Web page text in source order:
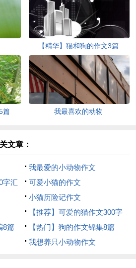
【精华】猫和狗的作文3篇
篇 我最喜欢的动物
文章：
我最爱的小动物作文
字汇
可爱小猫的作文
小猫历险记作文
【推荐】可爱的猫作文300字
合集5篇
8篇
【热门】狗的作文锦集8篇
我想养只小动物作文